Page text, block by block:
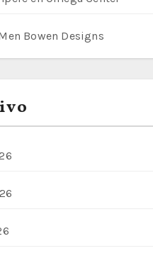
Bowen Designs